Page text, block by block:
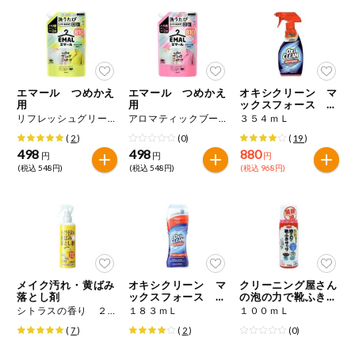
エマール つめかえ
用
リフレッシュグリーンの香り ８１０ｇ
( 2)
498 円
(税込 548円)
エマール つめかえ
用
アロマティックブーケの香り ８１０ｇ
(0)
498 円
(税込 548円)
オキシクリーン マ
ックスフォース ス
プレー
３５４ｍＬ
( 19)
880円
(税込 968円)
メイク汚れ・黄ばみ
落とし剤
シトラスの香り ２４０ｍＬ
(7)
オキシクリーン マ
ックスフォース ジ
ェルスティック
１８３ｍＬ
( 2)
クリーニング屋さん
の泡の力で靴ふきサ
ッサ
１００ｍＬ
(0)